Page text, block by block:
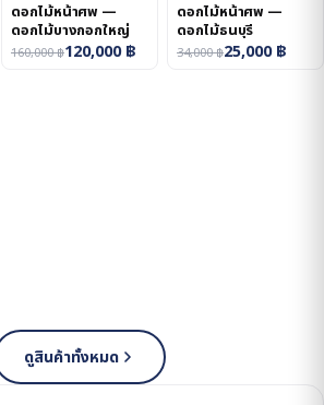
ดอกไม้หน้าศพ —
ดอกไม้บางกอกใหญ่
160,000฿120,000฿
ดอกไม้หน้าศพ —
ดอกไม้ธนบุรี
34,000฿25,000฿
ดูสินค้าทั้งหมด